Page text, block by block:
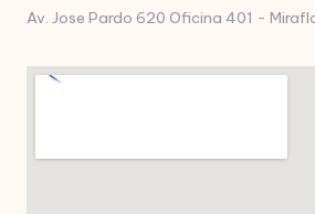
Av. Jose Pardo 620 Oficina 401 -